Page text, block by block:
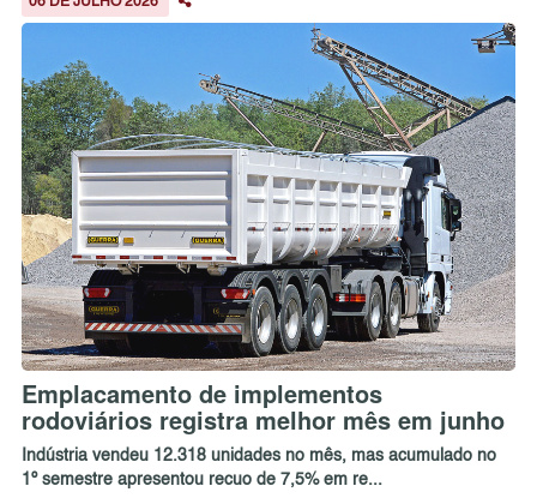
Emplacamento de implementos
rodoviários registra melhor mês em junho
Indústria vendeu 12.318 unidades no mês, mas acumulado no
1º semestre apresentou recuo de 7,5% em re...